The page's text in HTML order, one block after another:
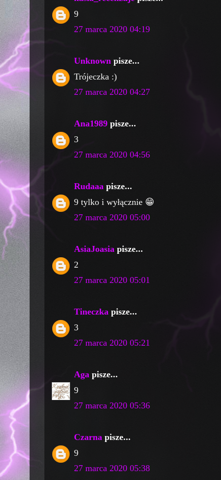
9
27 marca 2020 04:19
Unknown pisze...
Trójeczka :)
27 marca 2020 04:27
Ana1989 pisze...
3
27 marca 2020 04:56
Rudaaa pisze...
9 tylko i wyłącznie 😁
27 marca 2020 05:00
AsiaJoasia pisze...
2
27 marca 2020 05:01
Tineczka pisze...
3
27 marca 2020 05:21
Aga pisze...
9
27 marca 2020 05:36
Czarna pisze...
9
27 marca 2020 05:38